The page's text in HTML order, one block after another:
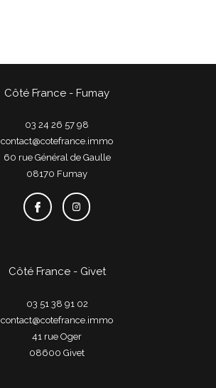
Côté France - Fumay
03 24 26 57 98
contact@cotefrance.immo
60 rue Général de Gaulle
08170
fumay
Côté France - Givet
03 51 38 91 02
contact@cotefrance.immo
41 rue Oger
08600
givet